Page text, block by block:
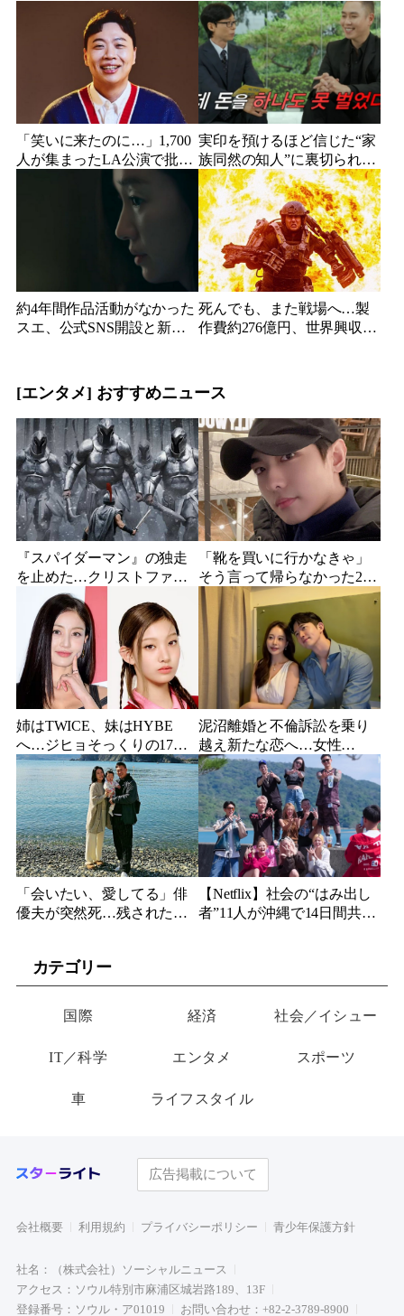
人気俳優、ベトナム女性歌
手との親密動画が公開
し”でテレビ登場、予告映像
に批判の声
「笑いに来たのに…」1,700
人が集まったLA公演で批判
続出、人気コメディアンが
実印を預けるほど信じた“家
族同然の知人”に裏切られ
た…収益9対1、10年間の奴
隷契約で人生が一変
約4年間作品活動がなかった
スエ、公式SNS開設と新ビ
死んでも、また戦場へ…製
作費約276億円、世界興収
ル』がついに配信
[エンタメ] おすすめニュース
『スパイダーマン』の独走
を止めた…クリストファ
ー・ノーラン史上最大、390
億円の超大作がついに韓国
上陸
「靴を買いに行かなきゃ」
そう言って帰らなかった24
歳俳優…28歳の誕生日、母
が玄関に置いた“届かない贈
り物”
姉はTWICE、妹はHYBE
へ…ジヒョそっくりの17歳
妹、多国籍7人組でついにデ
ビュー
泥沼離婚と不倫訴訟を乗り
越え新たな恋へ…女性
YouTuberが選んだのは身長
189cmの医者
「会いたい、愛してる」俳
優夫が突然死…残された女
【Netflix】社会の“はみ出し
者”11人が沖縄で14日間共同
カテゴリー
国際 経済 社会／イシュー
IT／科学 エンタメ スポーツ
車 ライフスタイル
広告掲載について
会社概要 利用規約 プライバシーポリシー 青少年保護方針
社名：（株式会社）ソーシャルニュース
アクセス：ソウル特別市麻浦区城岩路189、13F
登録番号：ソウル・ア01019
お問い合わせ：+82-2-3789-8900